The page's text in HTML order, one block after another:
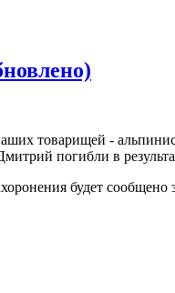
товарищей -
погибли в
будет